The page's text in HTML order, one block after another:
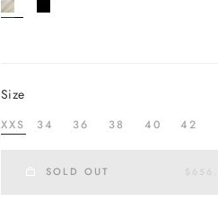
size
XXS 34 36 38 40 42
SOLD OUT